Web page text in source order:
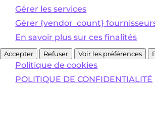
Gérer les services
Gérer {vendor_count}
En savoir plus sur ces finalités
Accepter Refuser Voir les préférences
Politique de cookies
POLITIQUE DE CONFIDENTIALITÉ